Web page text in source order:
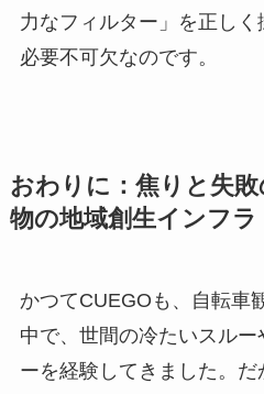
力なフィルター」を正し
必要不可欠なのです。
おわりに：焦りと失
物の地域創生インフラ
かつてCUEGOも、自転車
中で、世間の冷たいスル
ーを経験してきました。